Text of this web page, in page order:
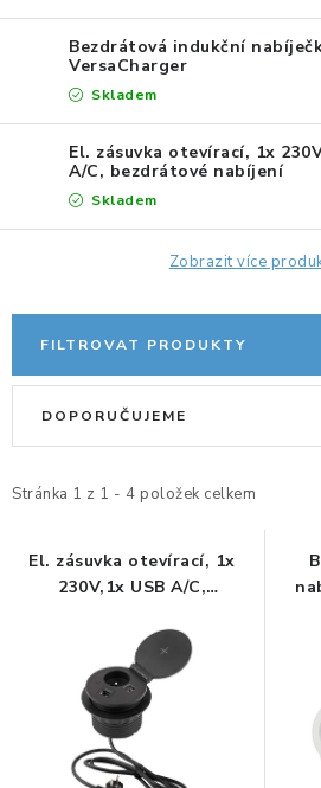
STOJANY NA DOKUMENTY
LED STOLNÍ LAMPY
KANCELÁŘSKÉ POTŘEBY
ZÁSUVKOVÉ BOXY
SCHRÁNKY NA KLÍČE A LÉKY
DESIGN A STYL V KANCELÁŘI
VODNÍ FILTRY
Reklamace, výměna a
Naše realizace, inspirace a návody
Bezdrátová indukční
VersaCharger
Skladem
El. zásuvka otevírací, 1x
A/C, bezdrátové nabíjení
Skladem
Zobrazit více
FILTROVAT PRODUKTY
i
Stránka 1 z 1 - 4 položek celkem
e
DOPORUČUJEME
El. zásuvka otevírací, 1x
230V,1x USB A/C,